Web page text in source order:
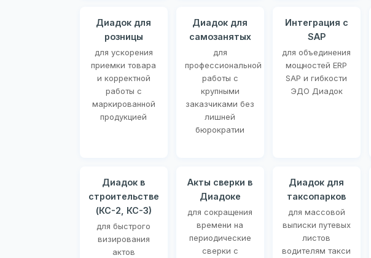
Диадок для
розницы
для ускорения
приемки товара
и корректной
работы с
маркированной
продукцией
Диадок для
самозанятых
для
профессиональной
работы с
крупными
заказчиками без
лишней
бюрократии
Интеграция с
SAP
для объединения
мощностей ERP
SAP и гибкости
ЭДО Диадок
Диадок в
строительстве
(КС-2, КС-3)
для быстрого
визирования
актов
Акты сверки в
Диадоке
для сокращения
времени на
периодические
сверки с
Диадок для
таксопарков
для массовой
выписки путевых
листов
водителям такси